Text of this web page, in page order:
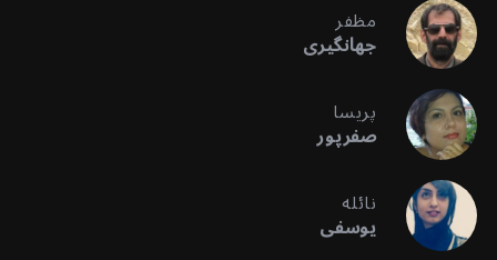
مظفر
جهانگیری
پریسا
صفرپور
نائله
یوسفی